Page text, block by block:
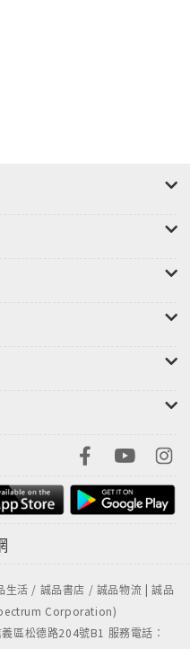
活 / 誠品書店 / 誠品物流 | 誠品
Corporation)
區松德路204號B1 服務電話：